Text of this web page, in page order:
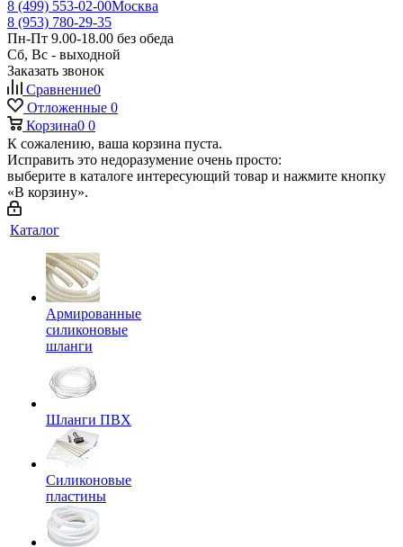
8 (499) 553-02-00Москва
8 (953) 780-29-35
Пн-Пт 9.00-18.00 без обеда
Сб, Вс - выходной
Заказать звонок
Сравнение0
Отложенные 0
Корзина0 0
К сожалению, ваша корзина пуста.
Исправить это недоразумение очень просто:
выберите в каталоге интересующий товар и нажмите кнопку
«В корзину».
Каталог
Армированные
силиконовые
шланги
Шланги ПВХ
Силиконовые
пластины